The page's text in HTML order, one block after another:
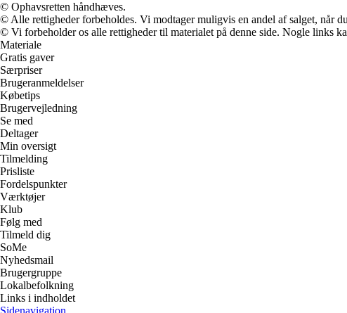
© Ophavsretten håndhæves.
© Alle rettigheder forbeholdes. Vi modtager muligvis en andel af salget, når
© Vi forbeholder os alle rettigheder til materialet på denne side. Nogle links
Materiale
Gratis gaver
Særpriser
Brugeranmeldelser
Købetips
Brugervejledning
Se med
Deltager
Min oversigt
Tilmelding
Prisliste
Fordelspunkter
Værktøjer
Klub
Følg med
Tilmeld dig
SoMe
Nyhedsmail
Brugergruppe
Lokalbefolkning
Links i indholdet